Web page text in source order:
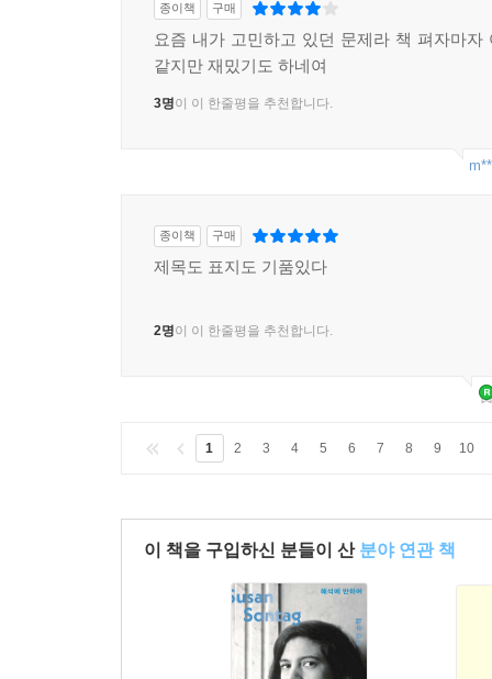
종이책 구매
요즘 내가 고민하고 있던 문제라 책 펴자마자
같지만 재밌기도 하네여
3명이 이 한줄평을 추천합니다.
종이책 구매
제목도 표지도 기품있다
2명이 이 한줄평을 추천합니다.
1 2 3 4 5 6 7 8 9 10
이 책을 구입하신 분들이 산 분야 연관 책